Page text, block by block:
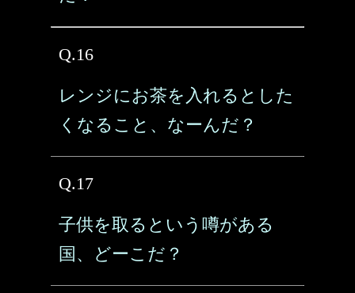
Q.16
レンジにお茶を入れるとした
くなること、なーんだ？
Q.17
子供を取るという噂がある
国、どーこだ？